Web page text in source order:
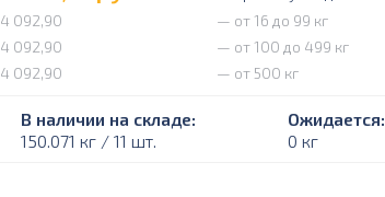
4 092,90
— от 16 до 99 кг
4 092,90
— от 100 до 499 кг
4 092,90 — от 500 кг
В наличии на складе:
150.071 кг / 11 шт.
Ожидается:
0 кг